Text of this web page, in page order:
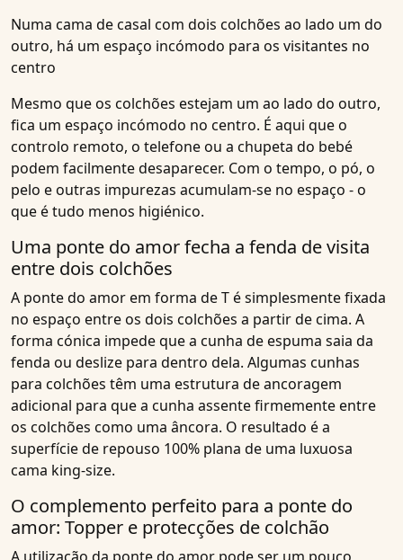
Numa cama de casal com dois colchões ao lado um do
outro, há um espaço incómodo para os visitantes no
centro
Mesmo que os colchões estejam um ao lado do outro,
fica um espaço incómodo no centro. É aqui que o
controlo remoto, o telefone ou a chupeta do bebé
podem facilmente desaparecer. Com o tempo, o pó, o
pelo e outras impurezas acumulam-se no espaço - o
que é tudo menos higiénico.
Uma ponte do amor fecha a fenda de visita
entre dois colchões
A ponte do amor em forma de T é simplesmente fixada
no espaço entre os dois colchões a partir de cima. A
forma cónica impede que a cunha de espuma saia da
fenda ou deslize para dentro dela. Algumas cunhas
para colchões têm uma estrutura de ancoragem
adicional para que a cunha assente firmemente entre
os colchões como uma âncora. O resultado é a
superfície de repouso 100% plana de uma luxuosa
cama king-size.
O complemento perfeito para a ponte do
amor: Topper e protecções de colchão